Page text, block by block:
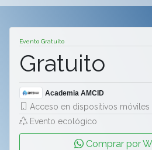
Evento Gratuito
Gratuito
Academia AMCID
Acceso en dispositivos móviles
Evento ecológico
Comprar por